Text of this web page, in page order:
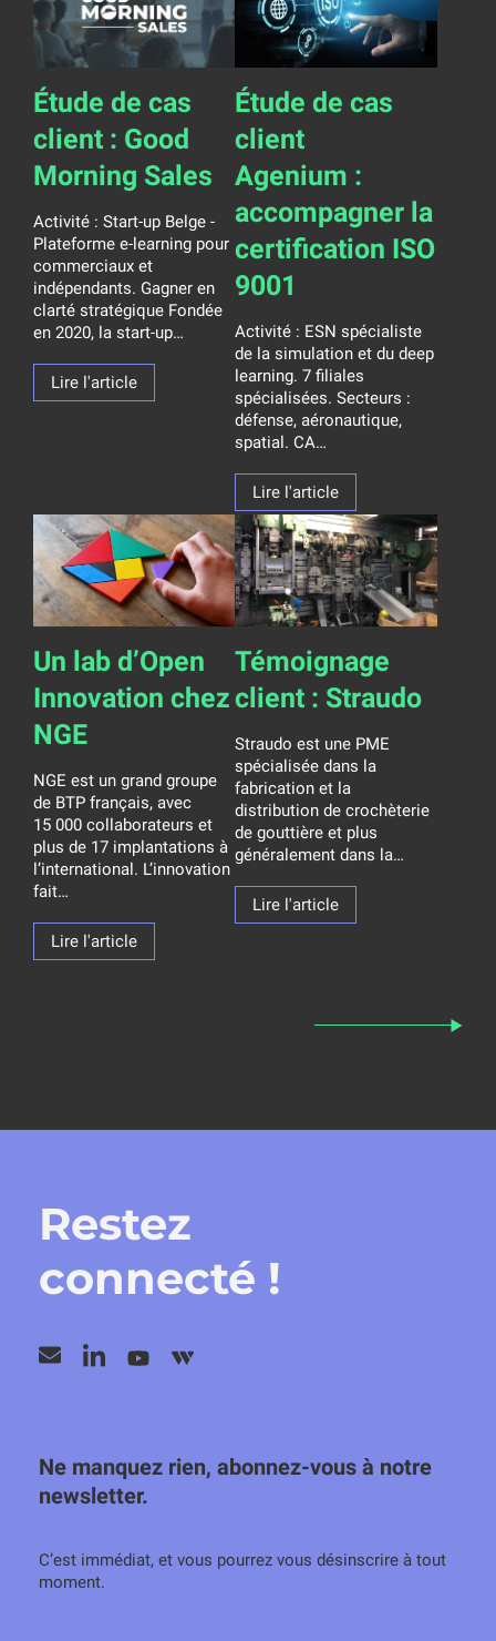
Étude de cas
client : Good
Morning Sales
Activité : Start-up Belge -
Plateforme e-learning pour
commerciaux et
indépendants. Gagner en
clarté stratégique Fondée
en 2020, la start-up…
Lire l'article
Étude de cas
client
Agenium :
accompagner la
certification ISO
9001
Activité : ESN spécialiste
de la simulation et du deep
learning. 7 filiales
spécialisées. Secteurs :
défense, aéronautique,
spatial. CA…
Lire l'article
Un lab d’Open
Innovation chez
NGE
NGE est un grand groupe
de BTP français, avec
15 000 collaborateurs et
plus de 17 implantations à
l’international. L’innovation
fait…
Lire l'article
Témoignage
client : Straudo
Straudo est une PME
spécialisée dans la
fabrication et la
distribution de crochèterie
de gouttière et plus
généralement dans la…
Lire l'article
Restez
connecté !
Ne manquez rien, abonnez-vous à notre
newsletter.
C’est immédiat, et vous pourrez vous désinscrire à tout
moment.